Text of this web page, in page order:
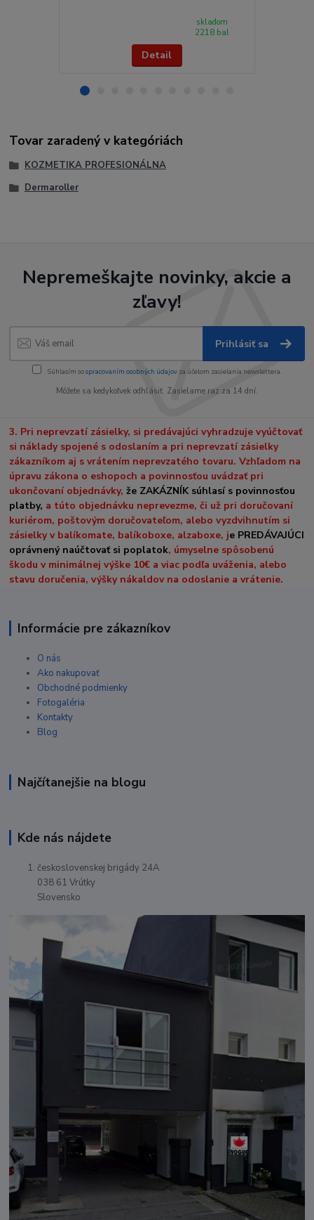
skladom
2218 bal
Detail
Tovar zaradený v kategóriách
KOZMETIKA PROFESIONÁLNA
Dermaroller
Nepremeškajte novinky, akcie a
zľavy!
Prihlásiť sa
Súhlasím sospracovaním osobných údajov za účelom zasielania newslettera.
Môžete sa kedykoľvek odhlásiť. Zasielame raz za 14 dní.
3. Pri neprevzatí zásielky, si predávajúci vyhradzuje vyúčtovať
si náklady spojené s odoslaním a pri neprevzatí zásielky
zákazníkom aj s vrátením neprevzatého tovaru. Vzhľadom na
úpravu zákona o eshopoch a povinnosťou uvádzať pri
ukončovaní objednávky,že ZAKÁZNÍK súhlasí s povinnosťou
platby, a túto objednávku neprevezme, či už pri doručovaní
kuriérom, poštovým doručovateľom, alebo vyzdvihnutím si
zásielky v balíkomate, balíkoboxe, alzaboxe, je PREDÁVAJÚCI
oprávnený naúčtovať si poplatok, úmyselne spôsobenú
škodu v minimálnej výške 10€ a viac podľa uváženia, alebo
stavu doručenia, výšky nákaldov na odoslanie a vrátenie.
Informácie pre zákazníkov
O nás
Ako nakupovať
Obchodné podmienky
Fotogaléria
Kontakty
Blog
Najčítanejšie na blogu
Kde nás nájdete
československej brigády 24A
038 61 Vrútky
Slovensko